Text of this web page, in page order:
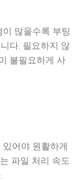
다. 생활 환경이
있었습니다. 작
었습니다. 실제
화는 소비에...
많을수록 부팅
다. 필요하지 않
불필요하게 사
어야 원활하게
파일 처리 속도